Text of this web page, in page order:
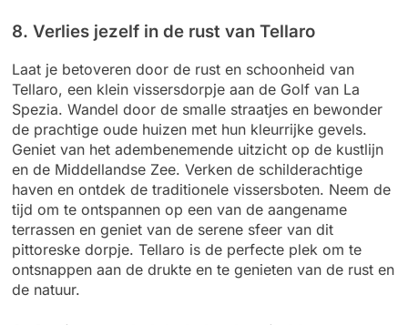
8. Verlies jezelf in de rust van Tellaro
Laat je betoveren door de rust en schoonheid van
Tellaro, een klein vissersdorpje aan de Golf van La
Spezia. Wandel door de smalle straatjes en bewonder
de prachtige oude huizen met hun kleurrijke gevels.
Geniet van het adembenemende uitzicht op de kustlijn
en de Middellandse Zee. Verken de schilderachtige
haven en ontdek de traditionele vissersboten. Neem de
tijd om te ontspannen op een van de aangename
terrassen en geniet van de serene sfeer van dit
pittoreske dorpje. Tellaro is de perfecte plek om te
ontsnappen aan de drukte en te genieten van de rust en
de natuur.